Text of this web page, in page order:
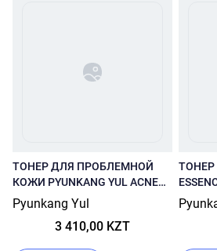
ТОНЕР ДЛЯ ПРОБЛЕМНОЙ
КОЖИ PYUNKANG YUL ACNE
TONER 150 МЛ
Pyunkang Yul
3 410,00 KZT
ТОНЕР